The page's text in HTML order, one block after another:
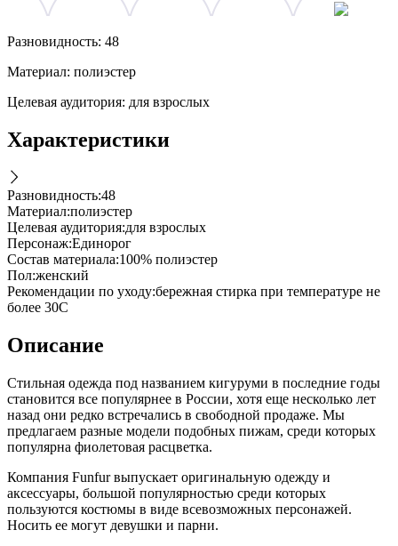
Разновидность: 48
Материал: полиэстер
Целевая аудитория: для взрослых
Характеристики
Разновидность:48
Материал:полиэстер
Целевая аудитория:для взрослых
Персонаж:Единорог
Состав материала:100% полиэстер
Пол:женский
Рекомендации по уходу:бережная стирка при температуре не
более 30С
Описание
Стильная одежда под названием кигуруми в последние годы
становится все популярнее в России, хотя еще несколько лет
назад они редко встречались в свободной продаже. Мы
предлагаем разные модели подобных пижам, среди которых
популярна фиолетовая расцветка.
Компания Funfur выпускает оригинальную одежду и
аксессуары, большой популярностью среди которых
пользуются костюмы в виде всевозможных персонажей.
Носить ее могут девушки и парни.